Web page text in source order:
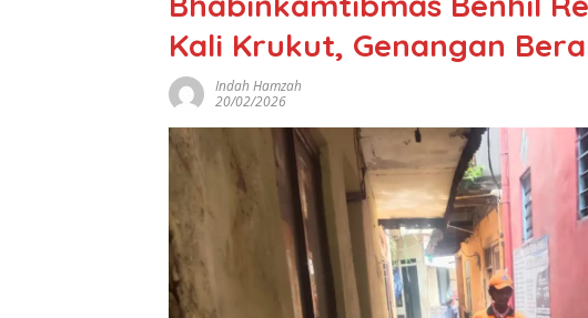
Kali Krukut, Genangan
Indah Hamzah
20/02/2026